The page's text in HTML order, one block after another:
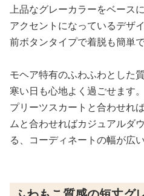
上品なグレーカラーをベース
アクセントになっているデザイ
前ボタンタイプで着脱も簡単で
モヘア特有のふわふわとした
寒い日も心地よく過ごせます。
プリーツスカートと合わせれ
ムと合わせればカジュアルダ
る、コーディネートの幅が広